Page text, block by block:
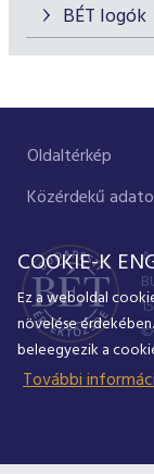
BÉT logók
Oldaltérkép
Közérdekű
©
COOKIE-K
Ez a weboldal
növelése
beleegyezik a
További